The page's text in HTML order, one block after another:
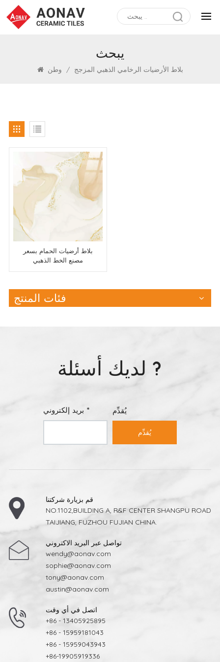
يبحث
/ بلاط الأرضيات الرخامي الذهبي المزجج
بلاط أرضيات الحمام بسعر
مصنع الخط الذهبي
فئات المنتج
لديك أسئلة ?
بريد إلكتروني * يُقدِّم
يُقدِّم
قم بزيارة شركتنا
NO.1102,BUILDING A, R&F CENTER SHANGPU ROAD
TAIJIANG, FUZHOU FUJIAN CHINA.
تواصل عبر البريد الاكتروني
wendy@aonav.com
sophie@aonav.com
tony@aonav.com
austin@aonav.com
اتصل في أي وقت
+86 - 13405925895
+86 - 15959181043
+86 - 15959043943
+86-19905919336